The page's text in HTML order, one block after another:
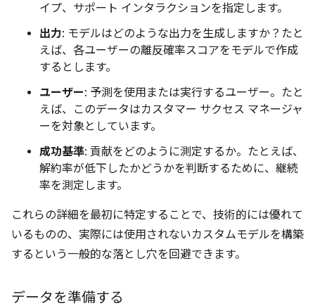
イプ、サポート インタラクションを指定します。
出力: モデルはどのような出力を生成しますか？たと
えば、各ユーザーの離反確率スコアをモデルで作成
するとします。
ユーザー: 予測を使用または実行するユーザー。たと
えば、このデータはカスタマー サクセス マネージャ
ーを対象としています。
成功基準: 貢献をどのように測定するか。たとえば、
解約率が低下したかどうかを判断するために、継続
率を測定します。
これらの詳細を最初に特定することで、技術的には優れて
いるものの、実際には使用されないカスタムモデルを構築
するという一般的な落とし穴を回避できます。
データを準備する